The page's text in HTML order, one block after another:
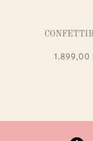
1.899,00